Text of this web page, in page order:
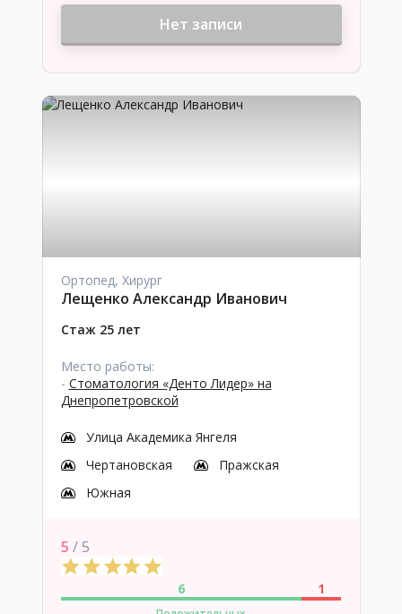
Нет записи
Ортопед, Хирург
Лещенко Александр Иванович
Стаж 25 лет
Место работы:
- Стоматология «Денто Лидер» на
Днепропетровской
Улица Академика Янгеля
Чертановская
Пражская
Южная
5 / 5
6 1